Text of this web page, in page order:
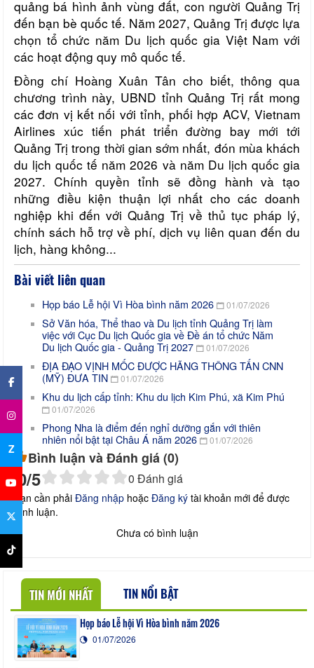
quảng bá hình ảnh vùng đất, con người Quảng Trị
đến bạn bè quốc tế. Năm 2027, Quảng Trị được lựa
chọn tổ chức năm Du lịch quốc gia Việt Nam với
các hoạt động quy mô quốc tế.
Đồng chí Hoàng Xuân Tân cho biết, thông qua
chương trình này, UBND tỉnh Quảng Trị rất mong
các đơn vị kết nối với tỉnh, phối hợp ACV, Vietnam
Airlines xúc tiến phát triển đường bay mới tới
Quảng Trị trong thời gian sớm nhất, đón mùa khách
du lịch quốc tế năm 2026 và năm Du lịch quốc gia
2027. Chính quyền tỉnh sẽ đồng hành và tạo
những điều kiện thuận lợi nhất cho các doanh
nghiệp khi đến với Quảng Trị về thủ tục pháp lý,
chính sách hỗ trợ về phí, dịch vụ liên quan đến du
lịch, hàng không...
Bài viết liên quan
Họp báo Lễ hội Vì Hòa bình năm 2026 01/07/2026
Sở Văn hóa, Thể thao và Du lịch tỉnh Quảng Trị làm
việc với Cục Du lịch Quốc gia về Đề án tổ chức Năm
Du lịch Quốc gia - Quảng Trị 2027
01/07/2026
ĐỊA ĐẠO VỊNH MỐC ĐƯỢC HÃNG THÔNG TẤN CNN
(MỸ) ĐƯA TIN
01/07/2026
Khu du lịch cấp tỉnh: Khu du lịch Kim Phú, xã Kim Phú
01/07/2026
Phong Nha là điểm đến nghỉ dưỡng gắn với thiên
nhiên nổi bật tại Châu Á năm 2026
01/07/2026
Bình luận và Đánh giá (0)
0/5 0 Đánh giá
Bạn cần phải Đăng nhập hoặc Đăng ký tài khoản mới để được
bình luận.
Chưa có bình luận
TIN MỚI NHẤT TIN NỔI BẬT
Họp báo Lễ hội Vì Hòa bình năm 2026
01/07/2026
×
Z